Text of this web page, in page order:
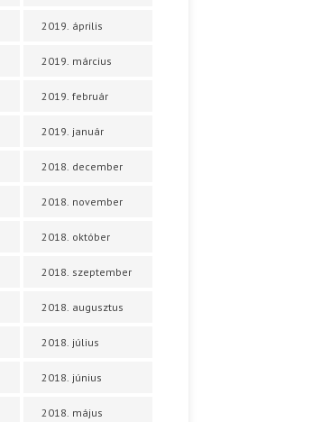
2019. április
2019. március
2019. február
2019. január
2018. december
2018. november
2018. október
2018. szeptember
2018. augusztus
2018. július
2018. június
2018. május